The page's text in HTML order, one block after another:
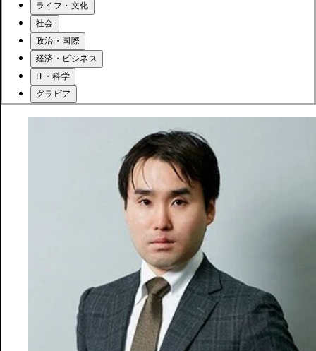
ライフ・文化
社会
政治・国際
経済・ビジネス
IT・科学
グラビア